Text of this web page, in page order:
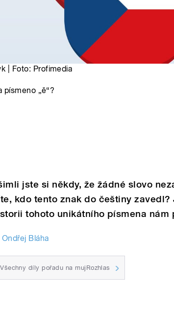
| Foto: Profimedia
písmeno „ě“?
jste si někdy, že žádné slovo
kdo tento znak do češtiny zavedl?
tohoto unikátního písmena nám
Ondřej Bláha
Všechny díly pořadu na mujRozhlas